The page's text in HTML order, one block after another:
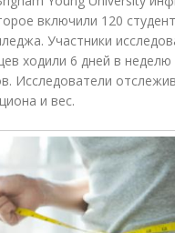
включили 120
Участники
ходили 6 дней в неделю
Исследователи
и вес.